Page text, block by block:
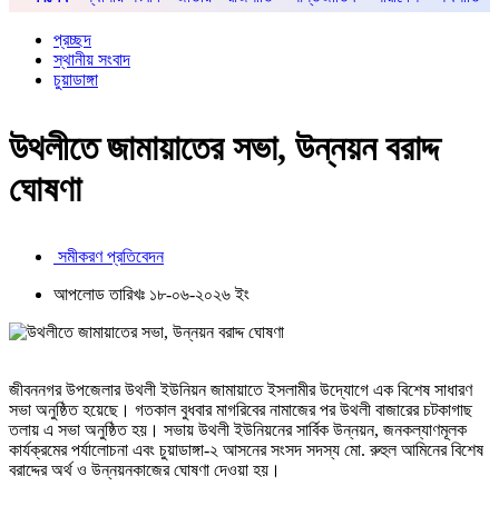
প্রচ্ছদ
স্থানীয় সংবাদ
চুয়াডাঙ্গা
উথলীতে জামায়াতের সভা, উন্নয়ন বরাদ্দ
ঘোষণা
সমীকরণ প্রতিবেদন
আপলোড তারিখঃ ১৮-০৬-২০২৬ ইং
জীবননগর উপজেলার উথলী ইউনিয়ন জামায়াতে ইসলামীর উদ্যোগে এক বিশেষ সাধারণ
সভা অনুষ্ঠিত হয়েছে। গতকাল বুধবার মাগরিবের নামাজের পর উথলী বাজারের চটকাগাছ
তলায় এ সভা অনুষ্ঠিত হয়। সভায় উথলী ইউনিয়নের সার্বিক উন্নয়ন, জনকল্যাণমূলক
কার্যক্রমের পর্যালোচনা এবং চুয়াডাঙ্গা-২ আসনের সংসদ সদস্য মো. রুহুল আমিনের বিশেষ
বরাদ্দের অর্থ ও উন্নয়নকাজের ঘোষণা দেওয়া হয়।